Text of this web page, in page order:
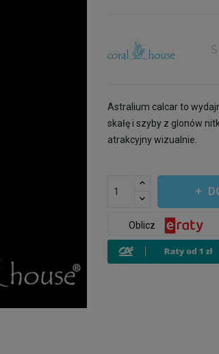
Astralium calcar to
skałę i szyby z glonów
atrakcyjny wizualnie.
Oblicz